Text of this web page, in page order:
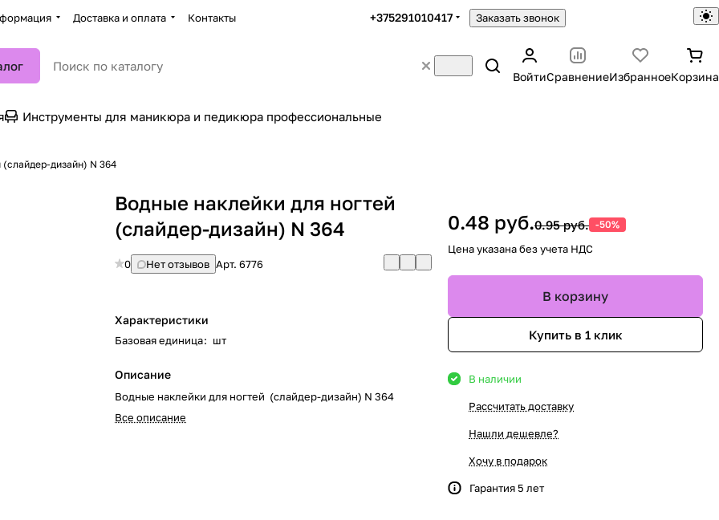
Доставка и оплата Контакты +375291010417 Заказать звонок
ВойтиСравнениеИзбранноеКорзина
Инструменты для маникюра и педикюра профессиональные
Водные наклейки для ногтей (слайдер-дизайн) N 364
Водные наклейки для ногтей
(слайдер-дизайн) N 364
0 Нет отзывов Арт.6776
Характеристики
Базовая единица: шт
Описание
Водные наклейки для ногтей (слайдер-дизайн) N 364
Все описание
0.48 руб.0.95 руб. -50%
Цена указана без учета НДС
В корзину
Купить в 1 клик
В наличии
Рассчитать доставку
Нашли дешевле?
Хочу в подарок
Гарантия 5 лет